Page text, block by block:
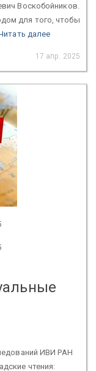
Воскобойников.
для того, чтобы
далее
17 апр. 2025
ИВИ РАН
чтения: